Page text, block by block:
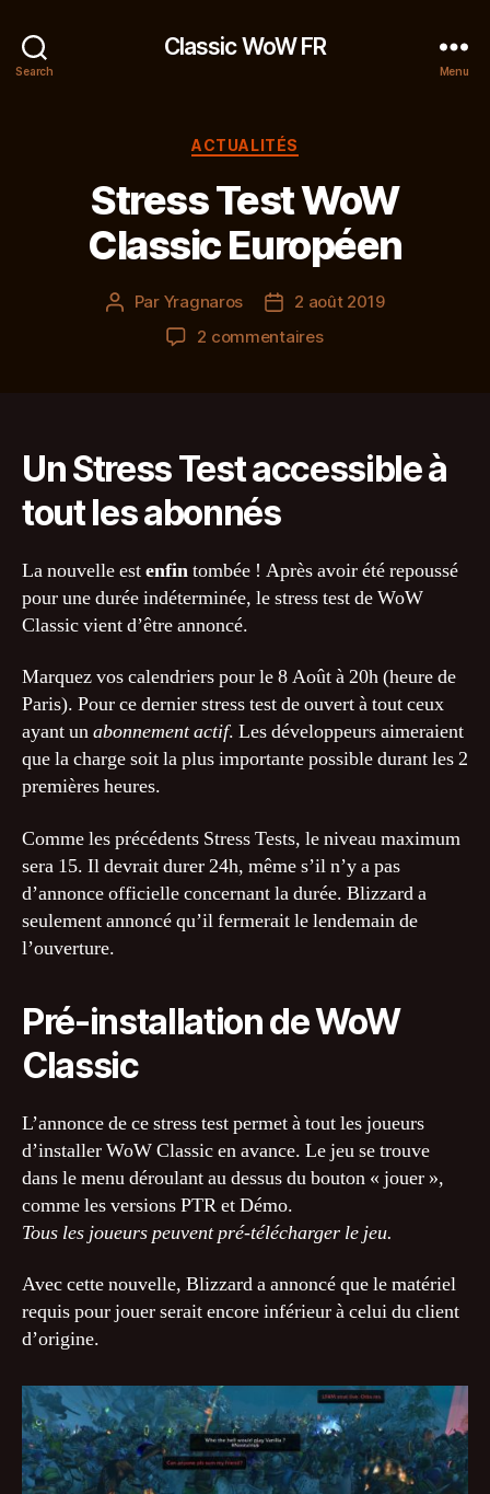
Search
Classic WoW FR
Menu
Catégories
ACTUALITÉS
Stress Test WoW
Classic Européen
Auteur
Par Yragnaros
Date2 août 2019
2 commentairessur
Européen
Un Stress Test accessible à
tout les abonnés
La nouvelle estenfintombée ! Après avoir été repoussé
pour une durée indéterminée, le stress test de WoW
Classic vient d’être annoncé.
Marquez vos calendriers pour le 8 Août à 20h (heure de
Paris). Pour ce dernier stress test de ouvert à tout ceux
ayant unabonnement actif. Les développeurs aimeraient
que la charge soit la plus importante possible durant les 2
premières heures.
Comme les précédents Stress Tests, le niveau maximum
sera 15. Il devrait durer 24h, même s’il n’y a pas
d’annonce officielle concernant la durée. Blizzard a
seulement annoncé qu’il fermerait le lendemain de
l’ouverture.
Pré-installation de WoW
Classic
L’annonce de ce stress test permet à tout les joueurs
d’installer WoW Classic en avance. Le jeu se trouve
dans le menu déroulant au dessus du bouton « jouer »,
comme les versions PTR et Démo.
Tous les joueurs peuvent pré-télécharger le jeu.
Avec cette nouvelle, Blizzard a annoncé que le matériel
requis pour jouer serait encore inférieur à celui du client
d’origine.